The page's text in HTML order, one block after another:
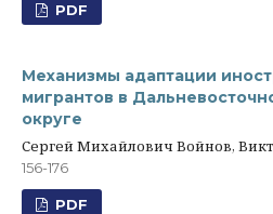
PDF
Механизмы адаптации
мигрантов в
округе
Сергей Михайлович Войнов,
156-176
PDF